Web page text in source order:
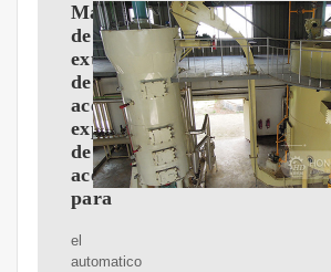
Máquina
de
extracción
de
aceite,
expulsor
de
aceite
para
el
automatico